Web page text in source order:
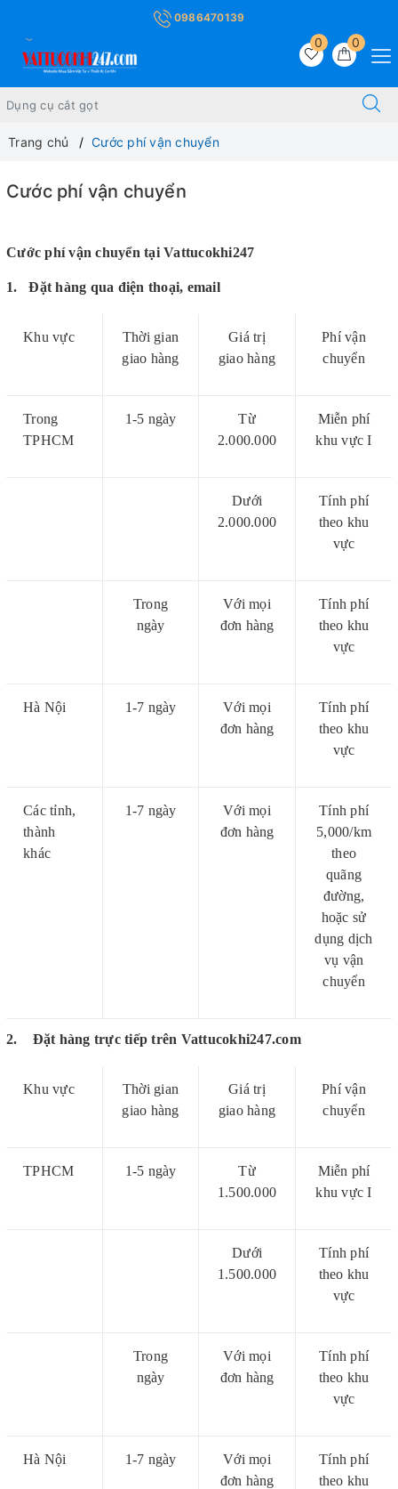
0986470139
0
0
Trang chủ Cước phí vận chuyển
Cước phí vận chuyển
Cước phí vận chuyển tại Vattucokhi247
1. Đặt hàng qua điện thoại, email
Khu vực
Thời gian
giao hàng
Giá trị
giao hàng
Phí vận
chuyển
Trong
TPHCM
1-5 ngày
Từ
2.000.000
Miễn phí
khu vực I
Dưới
2.000.000
Tính phí
theo khu
vực
Trong
ngày
Với mọi
đơn hàng
Tính phí
theo khu
vực
Hà Nội 1-7 ngày
Với mọi
đơn hàng
Tính phí
theo khu
vực
Các tỉnh,
thành
khác
1-7 ngày
Với mọi
đơn hàng
Tính phí
5,000/km
theo
quãng
đường,
hoặc sử
dụng dịch
vụ vận
chuyển
2. Đặt hàng trực tiếp trên Vattucokhi247.com
Khu vực
Thời gian
giao hàng
Giá trị
giao hàng
Phí vận
chuyển
TPHCM 1-5 ngày
Từ
1.500.000
Miễn phí
khu vực I
Dưới
1.500.000
Tính phí
theo khu
vực
Trong
ngày
Với mọi
đơn hàng
Tính phí
theo khu
vực
Hà Nội 1-7 ngày
Với mọi
đơn hàng
Tính phí
theo khu